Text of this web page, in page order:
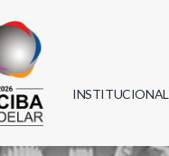
INSTITUCIONAL